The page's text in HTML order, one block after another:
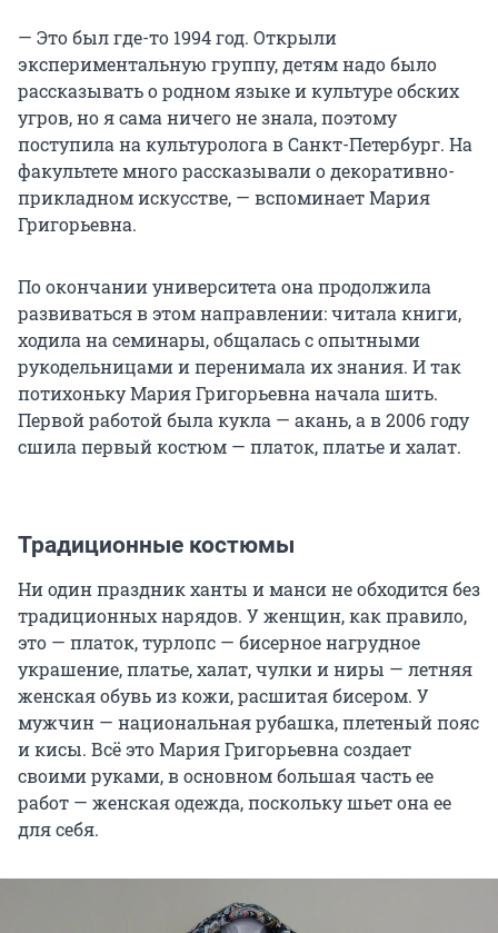
— Это был где-то 1994 год. Открыли
экспериментальную группу, детям надо было
рассказывать о родном языке и культуре обских
угров, но я сама ничего не знала, поэтому
поступила на культуролога в Санкт-Петербург. На
факультете много рассказывали о декоративно-
прикладном искусстве, — вспоминает Мария
Григорьевна.
По окончании университета она продолжила
развиваться в этом направлении: читала книги,
ходила на семинары, общалась с опытными
рукодельницами и перенимала их знания. И так
потихоньку Мария Григорьевна начала шить.
Первой работой была кукла — акань, а в 2006 году
сшила первый костюм — платок, платье и халат.
Традиционные костюмы
Ни один праздник ханты и манси не обходится без
традиционных нарядов. У женщин, как правило,
это — платок, турлопс — бисерное нагрудное
украшение, платье, халат, чулки и ниры — летняя
женская обувь из кожи, расшитая бисером. У
мужчин — национальная рубашка, плетеный пояс
и кисы. Всё это Мария Григорьевна создает
своими руками, в основном большая часть ее
работ — женская одежда, поскольку шьет она ее
для себя.